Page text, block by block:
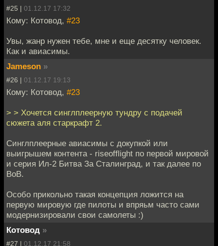
#25 | 01.12.17 17:32
Кому: Котовод, #23
Увы, жанр нужен тебе, мне и еще десятку человек.
Как и авиасимы.
Jameson »
#26 | 01.12.17 19:13
Кому: Котовод, #23
> > Хочется синглплеерную тундру с подачей
сюжета аля старкрафт 2.
Синглплеерные авиасимы с докупкой или
выигрышем контента - riseofflight по первой мировой
и серия Ил-2 Битва За Сталинград, и так далее по
ВоВ.
Особо прикольно такая концепция ложится на
первую мировую где пилоты и впряьм часто сами
модернизировали свои самолеты :)
Котовод »
#27 | 01.12.17 21:58